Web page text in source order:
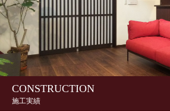
CONSTRUCTION
施工実績